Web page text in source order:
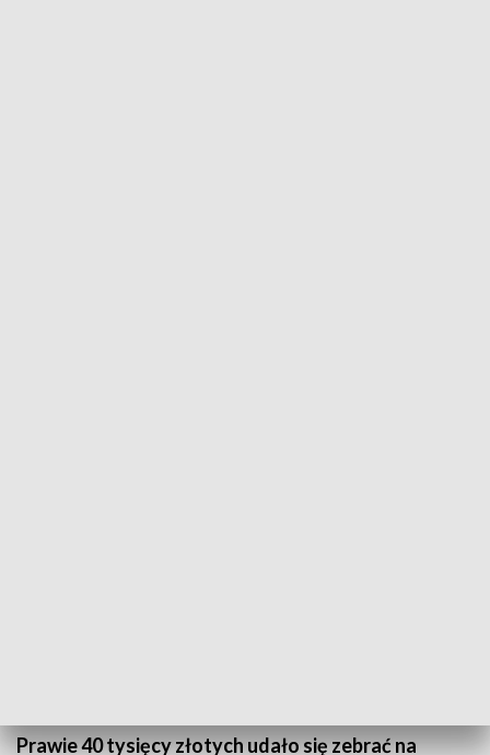
Prawie 40 tysięcy złotych udało się zebrać na